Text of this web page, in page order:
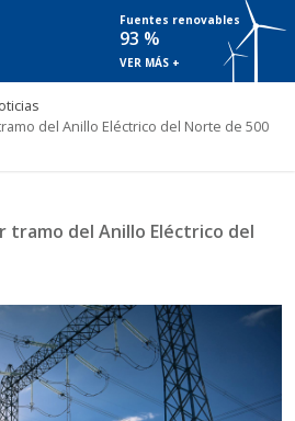
Fuentes renovables
93 %
VER MÁS +
del Anillo Eléctrico del Norte de 500
tramo del Anillo Eléctrico del